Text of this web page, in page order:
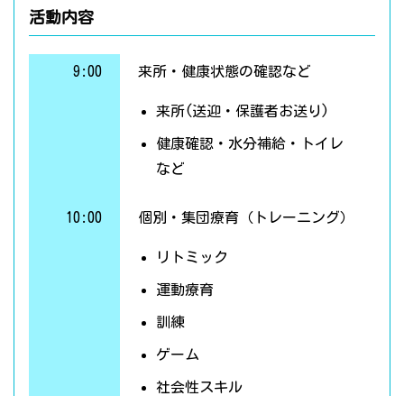
活動内容
9:00 来所・健康状態の確認など
来所(送迎・保護者お送り)
健康確認・水分補給・トイレ
など
10:00 個別・集団療育（トレーニング）
リトミック
運動療育
訓練
ゲーム
社会性スキル